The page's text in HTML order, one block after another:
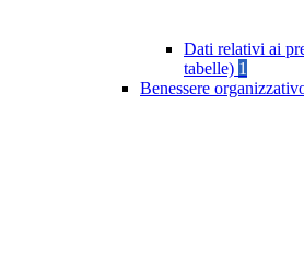
Dati relativi ai
tabelle) 1
Benessere